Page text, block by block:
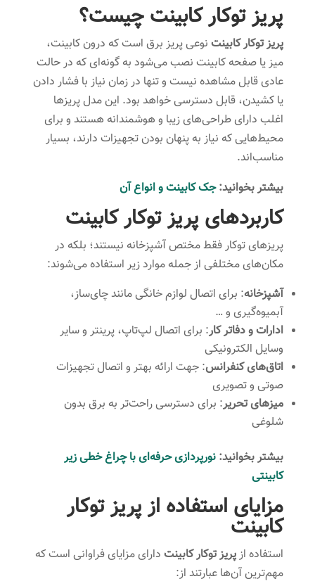
پریز توکار کابینت چیست؟
پریز توکار کابینتنوعی پریز برق است که درون کابینت،
میز یا صفحه کابینت نصب می‌شود به گونه‌ای که در حالت
عادی قابل مشاهده نیست و تنها در زمان نیاز با فشار دادن
یا کشیدن، قابل دسترسی خواهد بود. این مدل پریزها
اغلب دارای طراحی‌های زیبا و هوشمندانه هستند و برای
محیط‌هایی که نیاز به پنهان بودن تجهیزات دارند، بسیار
مناسب‌اند.
بیشتر بخوانید:جک کابینت و انواع آن
کاربردهای پریز توکار کابینت
پریزهای توکار فقط مختص آشپزخانه نیستند؛ بلکه در
مکان‌های مختلفی از جمله موارد زیر استفاده می‌شوند:
آشپزخانه: برای اتصال لوازم خانگی مانند چای‌ساز،
آبمیوه‌گیری و …
ادارات و دفاتر کار: برای اتصال لپ‌تاپ، پرینتر و سایر
وسایل الکترونیکی
اتاق‌های کنفرانس: جهت ارائه بهتر و اتصال تجهیزات
صوتی و تصویری
میزهای تحریر: برای دسترسی راحت‌تر به برق بدون
شلوغی
بیشتر بخوانید: نورپردازی حرفه‌ای با چراغ خطی زیر
کابینتی
مزایای استفاده از پریز توکار
کابینت
استفاده ازپریز توکار کابینتدارای مزایای فراوانی است که
مهم‌ترین آن‌ها عبارتند از: